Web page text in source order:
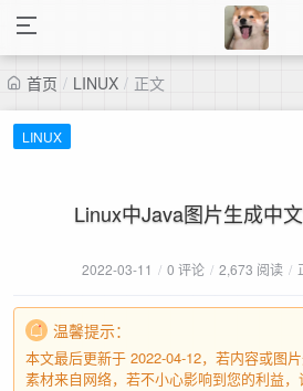
首页 / LINUX / 正文
LINUX
Linux中Java图片生成中
2022-03-11 / 0 评论 / 2,673 阅读 /
温馨提示：
本文最后更新于 2022-04-12，若内容或图
素材来自网络，若不小心影响到您的利益，